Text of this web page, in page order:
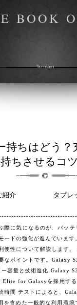
BOOK
To main
ちはどう？
ちさせるコ
紹介
タブレ
際に気になるのが、バッ
ードの強化が進んでいま
便性について解説します
なポイントです。Galaxy
容量と技術進化 Galaxy
Elite for Galaxyを採用す
時間 テストによると、
を含めた一般的な利用環